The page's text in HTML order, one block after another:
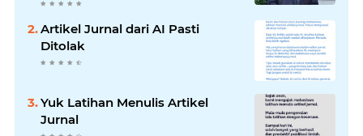
Artikel Jurnal dari AI Pasti
Ditolak
Yuk Latihan Menulis Artikel
Jurnal